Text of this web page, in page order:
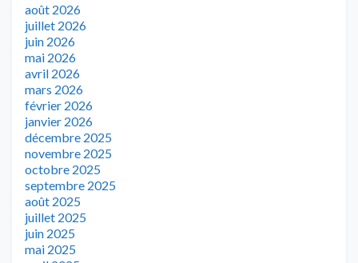
août 2026
juillet 2026
juin 2026
mai 2026
avril 2026
mars 2026
février 2026
janvier 2026
décembre 2025
novembre 2025
octobre 2025
septembre 2025
août 2025
juillet 2025
juin 2025
mai 2025